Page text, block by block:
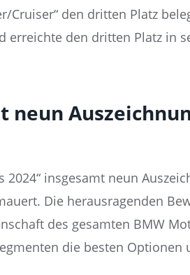
Cruiser“ den dritten Platz
erreichte den dritten Platz in
insgesamt neun
Die herausragenden
des gesamten BMW
die besten